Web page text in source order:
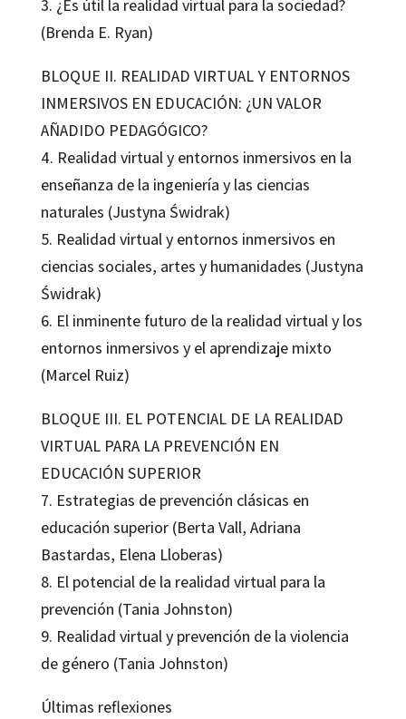
3. ¿Es útil la realidad virtual para la sociedad?
(Brenda E. Ryan)
BLOQUE II. REALIDAD VIRTUAL Y ENTORNOS
INMERSIVOS EN EDUCACIÓN: ¿UN VALOR
AÑADIDO PEDAGÓGICO?
4. Realidad virtual y entornos inmersivos en la
enseñanza de la ingeniería y las ciencias
naturales (Justyna Świdrak)
5. Realidad virtual y entornos inmersivos en
ciencias sociales, artes y humanidades (Justyna
Świdrak)
6. El inminente futuro de la realidad virtual y los
entornos inmersivos y el aprendizaje mixto
(Marcel Ruiz)
BLOQUE III. EL POTENCIAL DE LA REALIDAD
VIRTUAL PARA LA PREVENCIÓN EN
EDUCACIÓN SUPERIOR
7. Estrategias de prevención clásicas en
educación superior (Berta Vall, Adriana
Bastardas, Elena Lloberas)
8. El potencial de la realidad virtual para la
prevención (Tania Johnston)
9. Realidad virtual y prevención de la violencia
de género (Tania Johnston)
Últimas reflexiones